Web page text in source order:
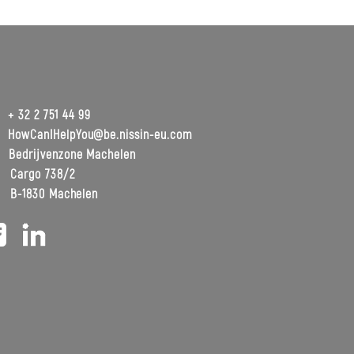
+ 32 2 751 44 99
HowCanIHelpYou@be.nissin-eu.com
Bedrijvenzone Machelen
738/2
1830 Machelen